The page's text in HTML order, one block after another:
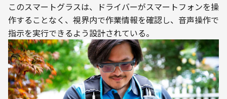
このスマートグラスは、ドライバーがスマートフォンを操
作することなく、視界内で作業情報を確認し、音声操作で